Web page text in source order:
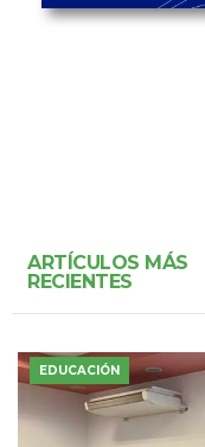
ARTÍCULOS MÁS
RECIENTES
EDUCACIÓN